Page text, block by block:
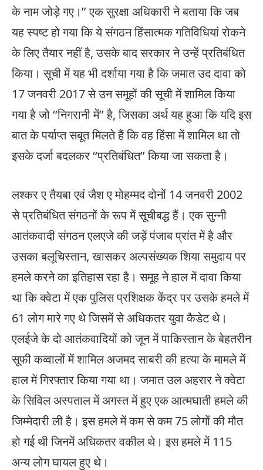
के नाम जोड़े गए।’’ एक सुरक्षा अधिकारी ने बताया कि जब
यह स्पष्ट हो गया कि ये संगठन हिंसात्मक गतिविधियां रोकने
के लिए तैयार नहीं है, उसके बाद सरकार ने उन्हें प्रतिबंधित
किया। सूची में यह भी दर्शाया गया है कि जमात उद दावा को
17 जनवरी 2017 से उन समूहों की सूची में शामिल किया
गया है जो ‘‘निगरानी में’’ है, जिसका अर्थ यह हुआ कि यदि इस
बात के पर्याप्त सबूत मिलते हैं कि वह हिंसा में शामिल था तो
इसके दर्जा बदलकर ‘‘प्रतिबंधित’’ किया जा सकता है।
लश्कर ए तैयबा एवं जैश ए मोहम्मद दोनों 14 जनवरी 2002
से प्रतिबंधित संगठनों के रूप में सूचीबद्ध हैं। एक सुन्नी
आतंकवादी संगठन एलएजे की जड़ें पंजाब प्रांत में है और
उसका बलूचिस्तान, खासकर अल्पसंख्यक शिया समुदाय पर
हमले करने का इतिहास रहा है। समूह ने हाल में दावा किया
था कि क्वेटा में एक पुलिस प्रशिक्षक केंद्र पर उसके हमले में
61 लोग मारे गए थे जिसमें से अधिकतर युवा कैडेट थे।
एलईजे के दो आतंकवादियों को जून में पाकिस्तान के बेहतरीन
सूफी कव्वालों में शामिल अजमद साबरी की हत्या के मामले में
हाल में गिरफ्तार किया गया था। जमात उल अहरार ने क्वेटा
के सिविल अस्पताल में अगस्त में हुए एक आत्मघाती हमले की
जिम्मेदारी ली है। इस हमले में कम से कम 75 लोगों की मौत
हो गई थी जिनमें अधिकतर वकील थे। इस हमले में 115
अन्य लोग घायल हुए थे।